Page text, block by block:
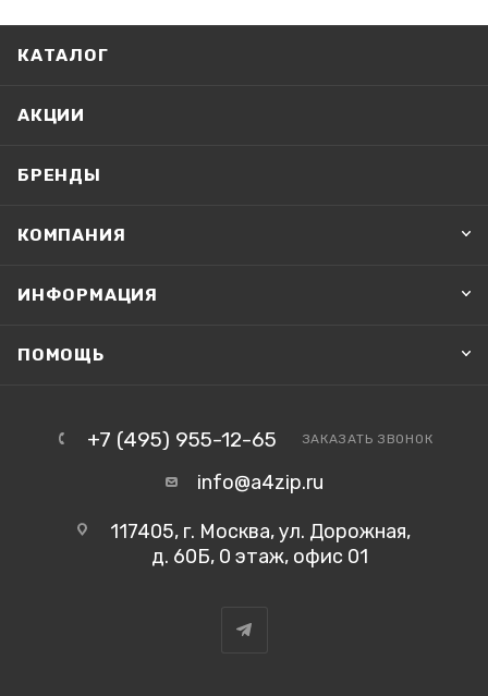
КАТАЛОГ
АКЦИИ
БРЕНДЫ
КОМПАНИЯ
ИНФОРМАЦИЯ
ПОМОЩЬ
+7 (495) 955-12-65 ЗАКАЗАТЬ ЗВОНОК
info@a4zip.ru
117405, г. Москва, ул. Дорожная,
д. 60Б, 0 этаж, офис 01